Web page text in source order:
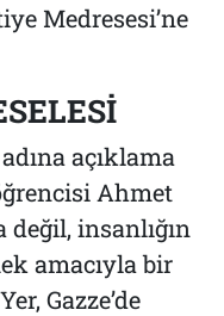
Medresesi’ne
açıklama
Ahmet
insanlığın
amacıyla bir
Gazze’de